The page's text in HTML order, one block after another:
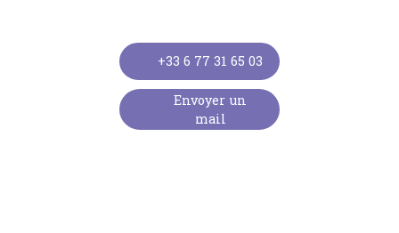
+33 6 77 31 65 03
Envoyer un
mail